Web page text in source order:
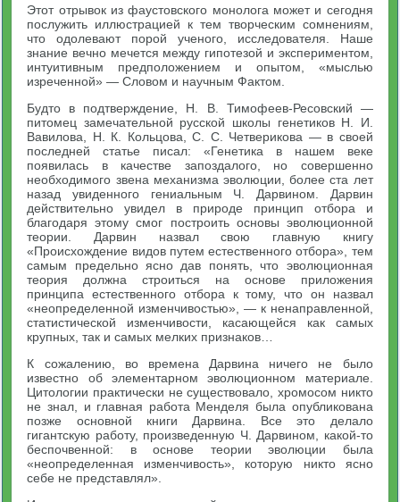
Этот отрывок из фаустовского монолога может и сегодня
послужить иллюстрацией к тем творческим сомнениям,
что одолевают порой ученого, исследователя. Наше
знание вечно мечется между гипотезой и экспериментом,
интуитивным предположением и опытом, «мыслью
изреченной» — Словом и научным Фактом.
Будто в подтверждение, Н. В. Тимофеев-Ресовский —
питомец замечательной русской школы генетиков Н. И.
Вавилова, Н. К. Кольцова, С. С. Четверикова — в своей
последней статье писал: «Генетика в нашем веке
появилась в качестве запоздалого, но совершенно
необходимого звена механизма эволюции, более ста лет
назад увиденного гениальным Ч. Дарвином. Дарвин
действительно увидел в природе принцип отбора и
благодаря этому смог построить основы эволюционной
теории. Дарвин назвал свою главную книгу
«Происхождение видов путем естественного отбора», тем
самым предельно ясно дав понять, что эволюционная
теория должна строиться на основе приложения
принципа естественного отбора к тому, что он назвал
«неопределенной изменчивостью», — к ненаправленной,
статистической изменчивости, касающейся как самых
крупных, так и самых мелких признаков…
К сожалению, во времена Дарвина ничего не было
известно об элементарном эволюционном материале.
Цитологии практически не существовало, хромосом никто
не знал, и главная работа Менделя была опубликована
позже основной книги Дарвина. Все это делало
гигантскую работу, произведенную Ч. Дарвином, какой-то
беспочвенной: в основе теории эволюции была
«неопределенная изменчивость», которую никто ясно
себе не представлял».